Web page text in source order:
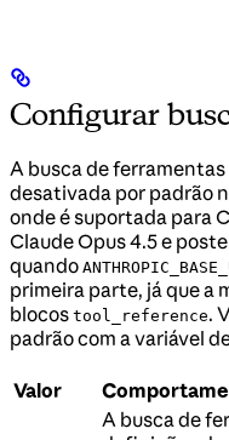
Configurar
A busca de
desativada por padrão
onde é suportada para
Claude Opus 4.5 e
quando
primeira parte, já que a
blocos tool_reference.
padrão com a variável
Valor
A busca de